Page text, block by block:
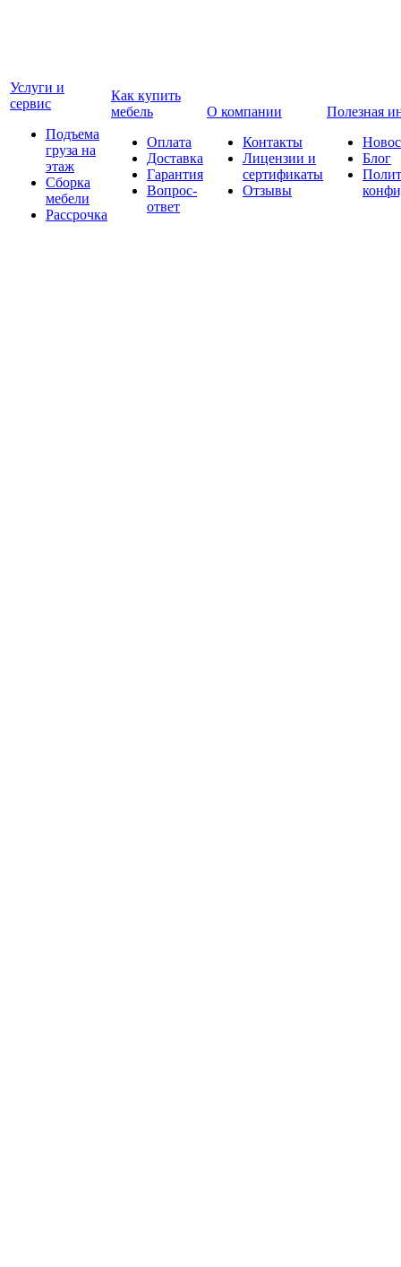
Услуги и
сервис
Подъема
груза на
этаж
Сборка
мебели
Рассрочка
Как купить
мебель
Оплата
Доставка
Гарантия
Вопрос-
ответ
О компании
Контакты
Лицензии и
сертификаты
Отзывы
Полезная
Блог